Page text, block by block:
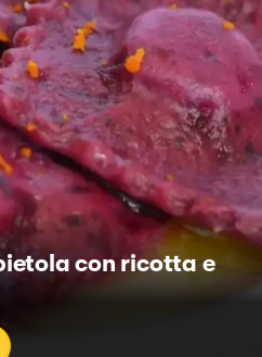
con ricotta e